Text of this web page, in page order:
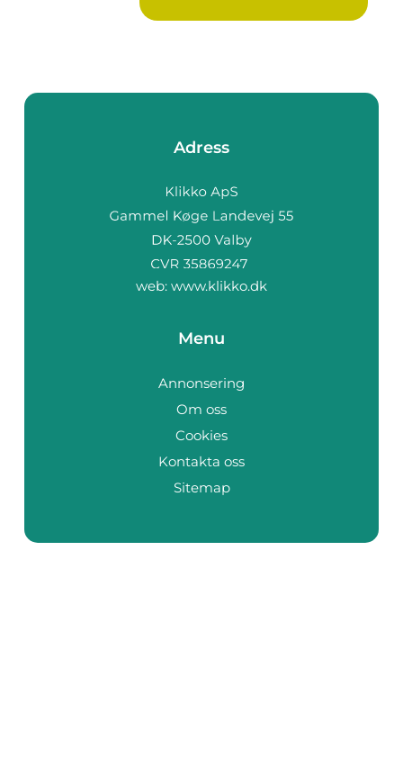
Adress
web: www.klikko.dk
Menu
Annonsering
Om oss
Cookies
Kontakta oss
Sitemap